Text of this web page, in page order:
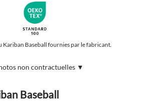
Baseball fournies par le fabricant.
non contractuelles ▼
Baseball